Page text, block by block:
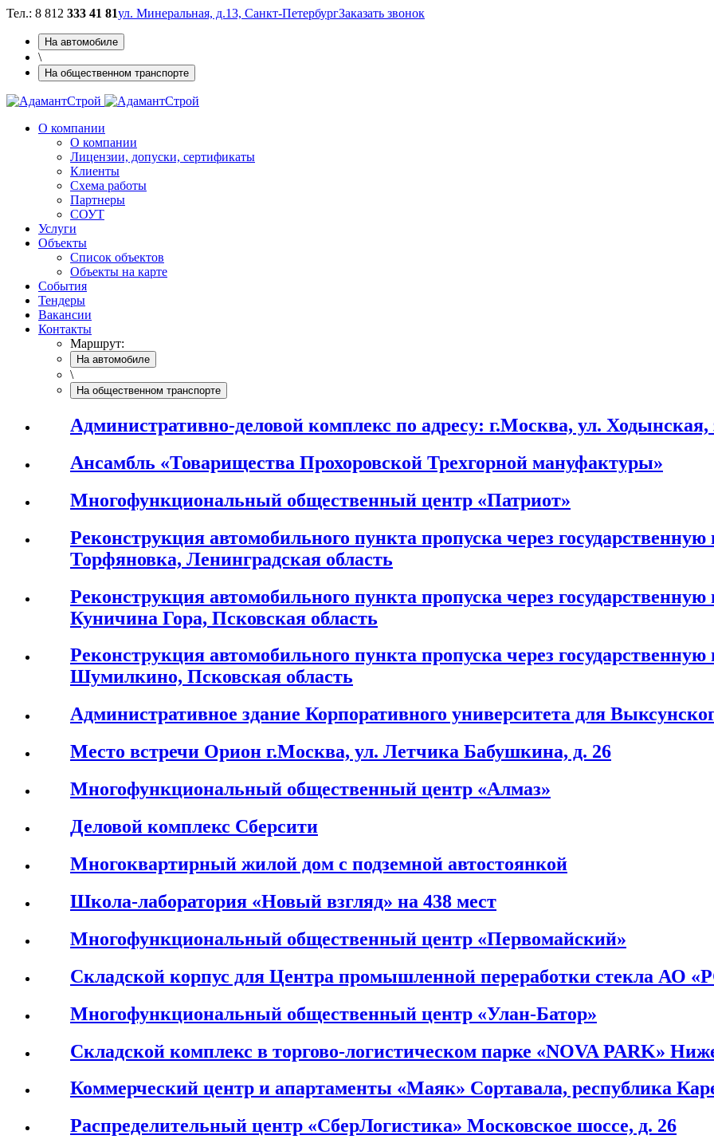
Тел.: 8 812 333 41 81ул. Минеральная, д.13, Санкт-ПетербургЗаказать звонок
На автомобиле
\
На общественном транспорте
О компании
О компании
Лицензии, допуски, сертификаты
Клиенты
Схема работы
Партнеры
СОУТ
Услуги
Объекты
Cписок объектов
Объекты на карте
Cобытия
Тендеры
Вакансии
Контакты
Маршрут:
На автомобиле
\
На общественном транспорте
Административно-деловой комплекс по адресу: г.Москва, ул.
Ансамбль «Товарищества Прохоровской Трехгорной мануфактуры»
Многофункциональный общественный центр «Патриот»
Реконструкция автомобильного пункта пропуска через
Торфяновка, Ленинградская область
Реконструкция автомобильного пункта пропуска через
Куничина Гора, Псковская область
Реконструкция автомобильного пункта пропуска через
Шумилкино, Псковская область
Административное здание Корпоративного университета для
Место встречи Орион г.Москва, ул. Летчика Бабушкина, д. 26
Многофункциональный общественный центр «Алмаз»
Деловой комплекс Сберсити
Многоквартирный жилой дом с подземной автостоянкой
Школа-лаборатория «Новый взгляд» на 438 мест
Многофункциональный общественный центр «Первомайский»
Складской корпус для Центра промышленной переработки стекла АО
Многофункциональный общественный центр «Улан-Батор»
Складской комплекс в торгово-логистическом парке «NOVA PARK»
Коммерческий центр и апартаменты «Маяк» Сортавала, республика
Распределительный центр «СберЛогистика» Московское шоссе, д. 26